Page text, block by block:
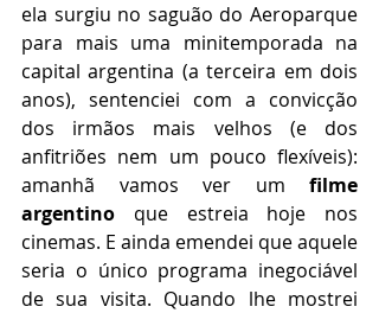
ela surgiu no saguão do Aeroparque
para mais uma minitemporada na
capital argentina (a terceira em dois
anos), sentenciei com a convicção
dos irmãos mais velhos (e dos
anfitriões nem um pouco flexíveis):
amanhã vamos ver um filme
argentino que estreia hoje nos
cinemas. E ainda emendei que aquele
seria o único programa inegociável
de sua visita. Quando lhe mostrei